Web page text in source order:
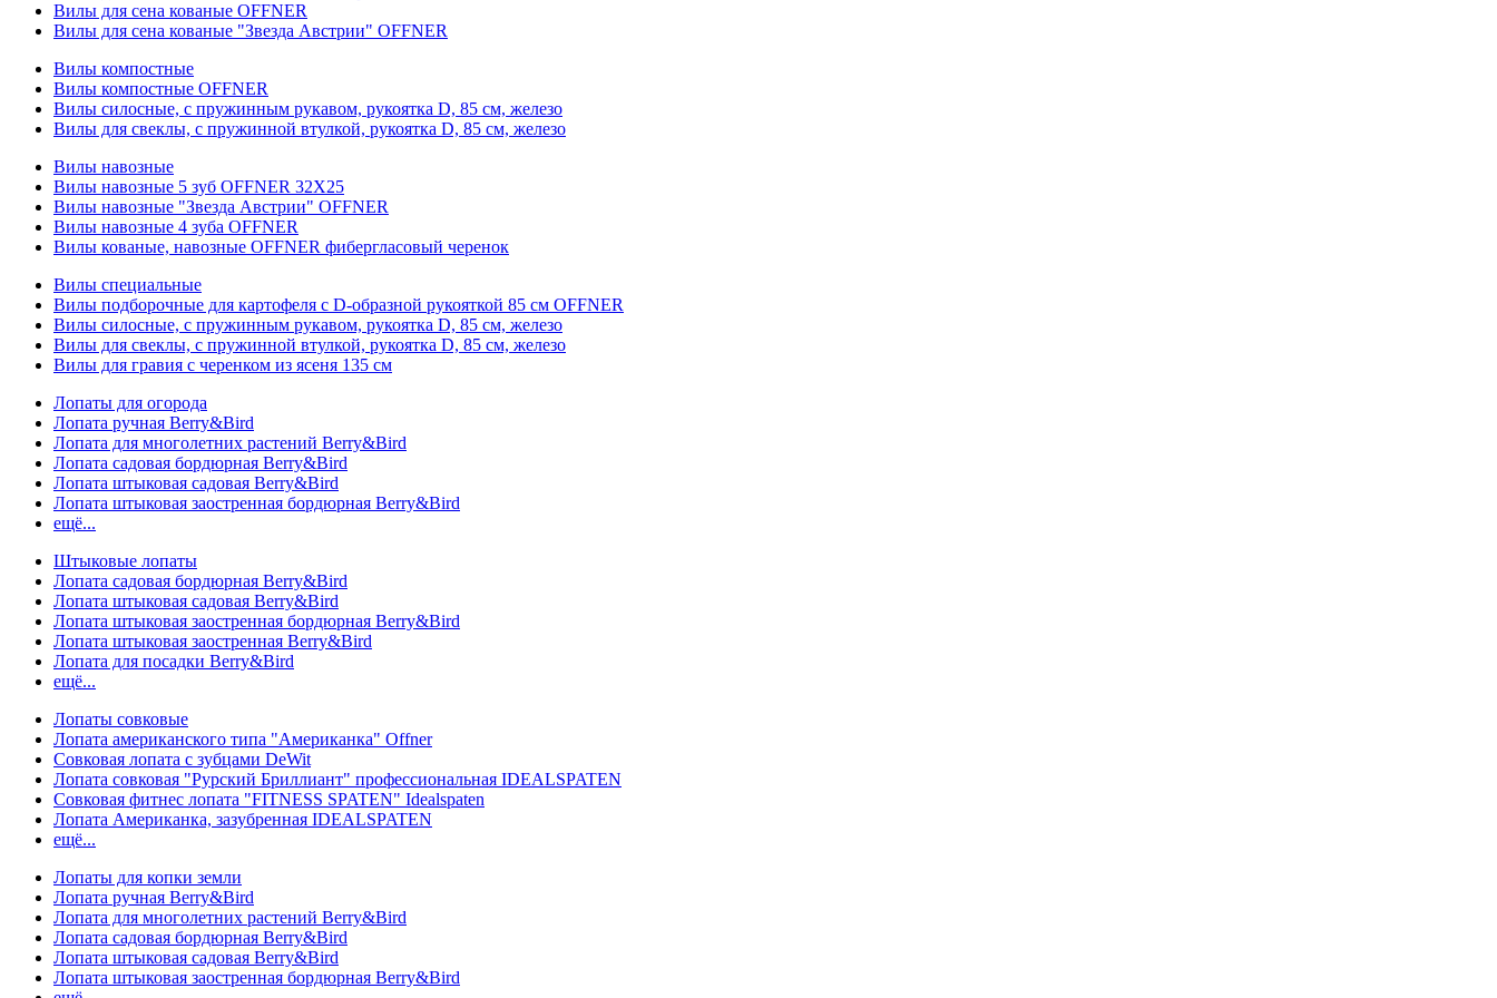
Вилы для сена кованые OFFNER
Вилы для сена кованые "Звезда Австрии" OFFNER
Вилы компостные
Вилы компостные OFFNER
Вилы силосные, с пружинным рукавом, рукоятка D, 85 см, железо
Вилы для свеклы, с пружинной втулкой, рукоятка D, 85 см, железо
Вилы навозные
Вилы навозные 5 зуб OFFNER 32X25
Вилы навозные "Звезда Австрии" OFFNER
Вилы навозные 4 зуба OFFNER
Вилы кованые, навозные OFFNER фибергласовый черенок
Вилы специальные
Вилы подборочные для картофеля с D-образной рукояткой 85 см OFFNER
Вилы силосные, с пружинным рукавом, рукоятка D, 85 см, железо
Вилы для свеклы, с пружинной втулкой, рукоятка D, 85 см, железо
Вилы для гравия с черенком из ясеня 135 см
Лопаты для огорода
Лопата ручная Berry&Bird
Лопата для многолетних растений Berry&Bird
Лопата садовая бордюрная Berry&Bird
Лопата штыковая садовая Berry&Bird
Лопата штыковая заостренная бордюрная Berry&Bird
ещё...
Штыковые лопаты
Лопата садовая бордюрная Berry&Bird
Лопата штыковая садовая Berry&Bird
Лопата штыковая заостренная бордюрная Berry&Bird
Лопата штыковая заостренная Berry&Bird
Лопата для посадки Berry&Bird
ещё...
Лопаты совковые
Лопата американского типа "Американка" Offner
Совковая лопата с зубцами DeWit
Лопата совковая "Рурский Бриллиант" профессиональная IDEALSPATEN
Совковая фитнес лопата "FITNESS SPATEN" Idealspaten
Лопата Американка, зазубренная IDEALSPATEN
ещё...
Лопаты для копки земли
Лопата ручная Berry&Bird
Лопата для многолетних растений Berry&Bird
Лопата садовая бордюрная Berry&Bird
Лопата штыковая садовая Berry&Bird
Лопата штыковая заостренная бордюрная Berry&Bird